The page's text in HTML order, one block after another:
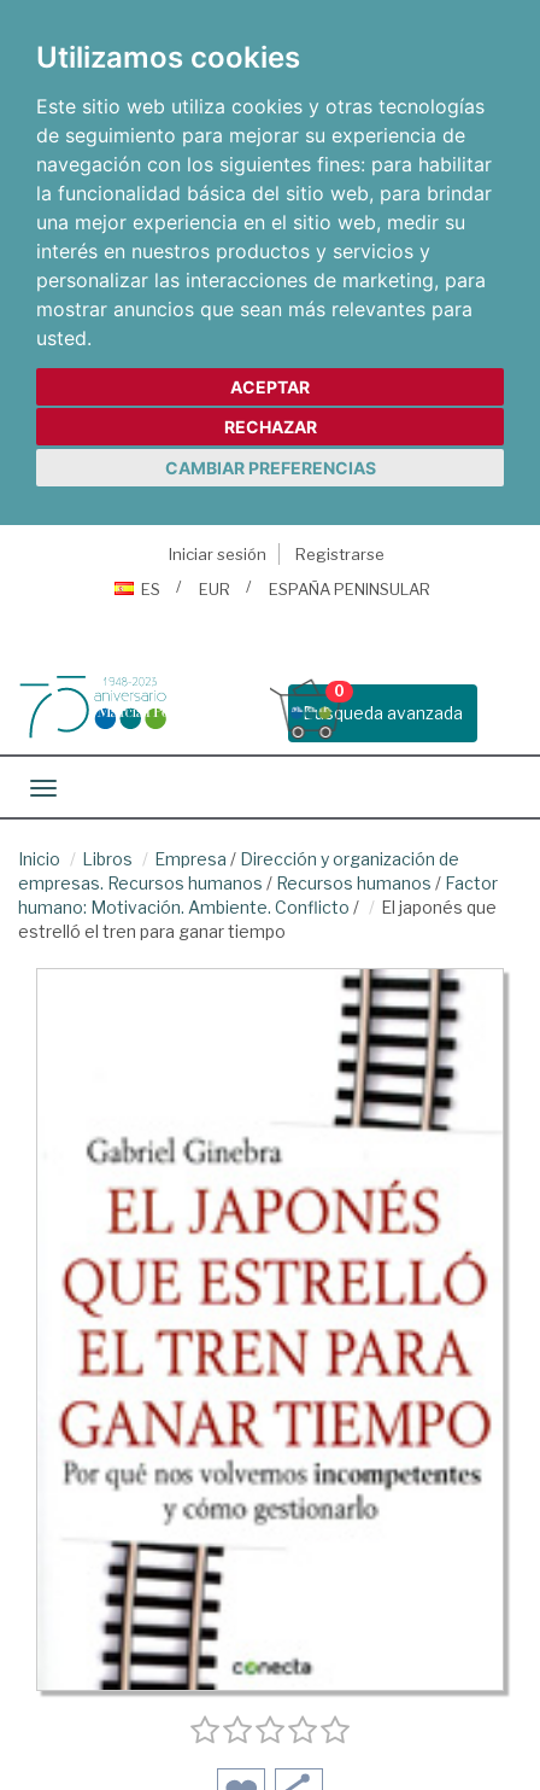
Utilizamos cookies
Este sitio web utiliza cookies y otras tecnologías
de seguimiento para mejorar su experiencia de
navegación con los siguientes fines: para habilitar
la funcionalidad básica del sitio web, para brindar
una mejor experiencia en el sitio web, medir su
interés en nuestros productos y servicios y
personalizar las interacciones de marketing, para
mostrar anuncios que sean más relevantes para
usted.
ACEPTAR
RECHAZAR
CAMBIAR PREFERENCIAS
Iniciar sesión
Registrarse
ES
EUR ESPAÑA PENINSULAR
Busqueda avanzada
0
Toggle navigation
Inicio Libros Empresa / Dirección y organización de
empresas. Recursos humanos / Recursos humanos / Factor
humano: Motivación. Ambiente. Conflicto /
El japonés que
estrelló el tren para ganar tiempo